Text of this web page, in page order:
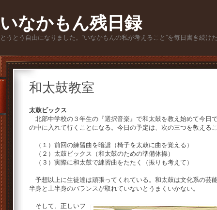
いなかもん残日録
とうとう自由になりました。“いなかもんの私が考えること”を毎日書き続け
和太鼓教室
太鼓ビックス
北部中学校の３年生の『選択音楽』で和太鼓を教え始めて今日
の中に入れて行くことになる。今日の予定は、次の三つを教える
（１）前回の練習曲を暗譜（椅子を太鼓に曲を覚える）
（２）太鼓ビックス（和太鼓のための準備体操）
（３）実際に和太鼓で練習曲をたたく（振りも考えて）
予想以上に生徒達は頑張ってくれている。和太鼓は文化系の芸
半身と上半身のバランスが取れていないとうまくいかない。
そして、正しいフ